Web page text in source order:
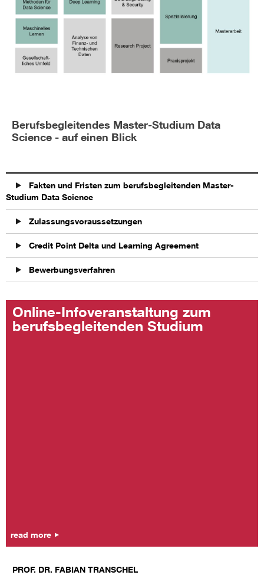
Berufsbegleitendes Master-Studium Data
Science - auf einen Blick
Fakten und Fristen zum berufsbegleitenden Master-
Studium Data Science
Zulassungsvoraussetzungen
Credit Point Delta und Learning Agreement
Bewerbungsverfahren
Online-Infoveranstaltung zum
berufsbegleitenden Studium
read more
PROF. DR. FABIAN TRANSCHEL